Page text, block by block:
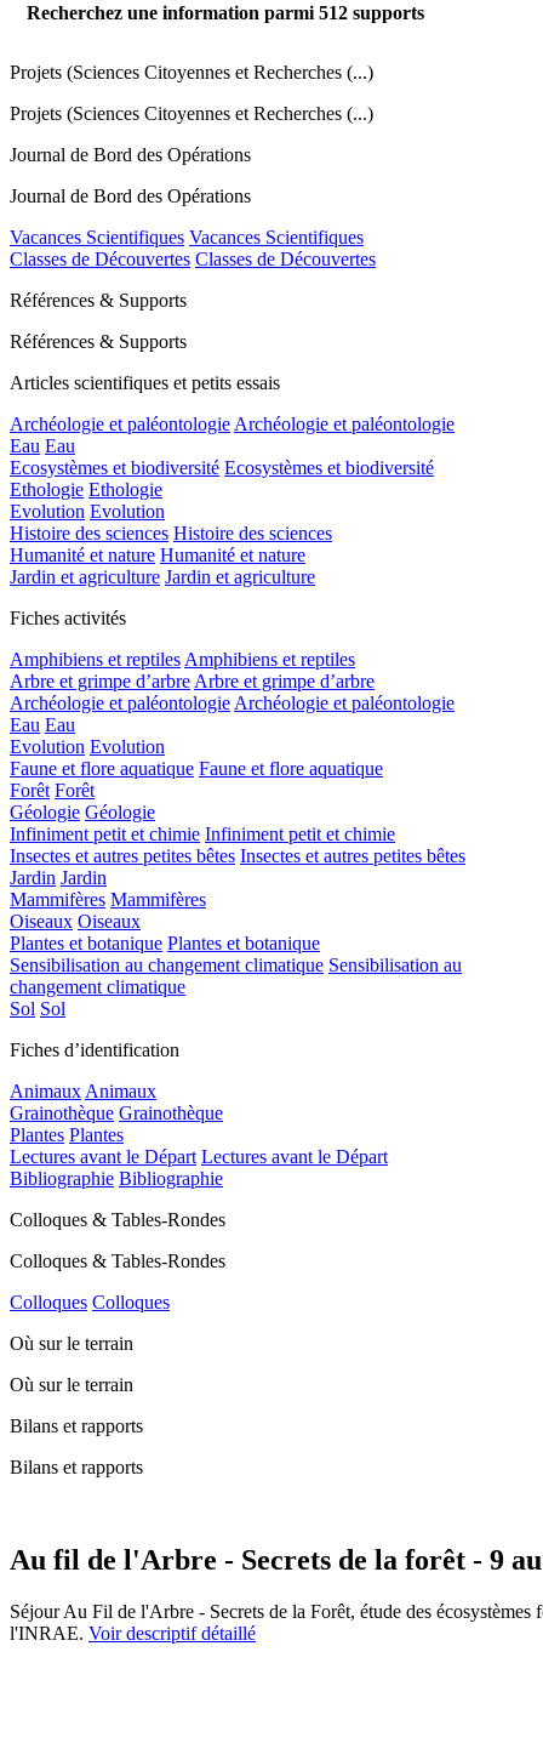
Recherchez une information parmi 512 supports
Projets (Sciences Citoyennes et Recherches (...)
Projets (Sciences Citoyennes et Recherches (...)
Journal de Bord des Opérations
Journal de Bord des Opérations
Vacances Scientifiques Vacances Scientifiques
Classes de Découvertes Classes de Découvertes
Références & Supports
Références & Supports
Articles scientifiques et petits essais
Archéologie et paléontologie Archéologie et paléontologie
Eau Eau
Ecosystèmes et biodiversité Ecosystèmes et biodiversité
Ethologie Ethologie
Evolution Evolution
Histoire des sciences Histoire des sciences
Humanité et nature Humanité et nature
Jardin et agriculture Jardin et agriculture
Fiches activités
Amphibiens et reptiles Amphibiens et reptiles
Arbre et grimpe d’arbre Arbre et grimpe d’arbre
Archéologie et paléontologie Archéologie et paléontologie
Eau Eau
Evolution Evolution
Faune et flore aquatique Faune et flore aquatique
Forêt Forêt
Géologie Géologie
Infiniment petit et chimie Infiniment petit et chimie
Insectes et autres petites bêtes Insectes et autres petites bêtes
Jardin Jardin
Mammifères Mammifères
Oiseaux Oiseaux
Plantes et botanique Plantes et botanique
Sensibilisation au changement climatique Sensibilisation au
changement climatique
Sol Sol
Fiches d’identification
Animaux Animaux
Grainothèque Grainothèque
Plantes Plantes
Lectures avant le Départ Lectures avant le Départ
Bibliographie Bibliographie
Colloques & Tables-Rondes
Colloques & Tables-Rondes
Colloques Colloques
Où sur le terrain
Où sur le terrain
Bilans et rapports
Bilans et rapports
Au fil de l'Arbre - Secrets de la forêt - 9
Séjour Au Fil de l'Arbre - Secrets de la Forêt, étude des
l'INRAE. Voir descriptif détaillé